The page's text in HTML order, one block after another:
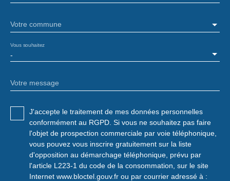
Votre commune
-
Vous souhaitez
Votre message
J'accepte le traitement de mes données personnelles
conformément au RGPD. Si vous ne souhaitez pas faire
l'objet de prospection commerciale par voie téléphonique,
vous pouvez vous inscrire gratuitement sur la liste
d'opposition au démarchage téléphonique, prévu par
l'article L223-1 du code de la consommation, sur le site
Internet www.bloctel.gouv.fr ou par courrier adressé à :